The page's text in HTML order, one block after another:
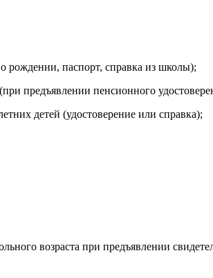
рождении, паспорт, справка из школы);
предъявлении пенсионного
детей (удостоверение или справка);
возраста при предъявлении